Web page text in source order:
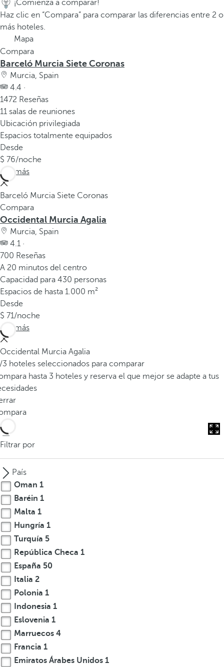
a
p
i
m
e
r
a
o
p
c
i
ó
d
e
l
a
v
e
n
t
a
n
a
e
e
r
g
¡Comienza a comparar!
Haz clic en “Compara” para comparar las diferencias entre 2 o
más hoteles.
Mapa
Compara
Barceló Murcia Siete Coronas
Murcia, Spain
4.4 ·
1472 Reseñas
11 salas de reuniones
Ubicación privilegiada
Espacios totalmente equipados
Desde
76/noche
Ver más
Barceló Murcia Siete Coronas
Compara
Occidental Murcia Agalia
Murcia, Spain
4.1 ·
700 Reseñas
A 20 minutos del centro
Capacidad para 430 personas
Espacios de hasta 1.000 m²
Desde
71/noche
Ver más
Occidental Murcia Agalia
/3 hoteles seleccionados para comparar
hasta 3 hoteles y reserva el que mejor se adapte a tus
Filtrar por
País
Oman 1
Baréin 1
Malta 1
Hungría 1
Turquía 5
República Checa 1
España 50
Italia 2
Polonia 1
Indonesia 1
Eslovenia 1
Marruecos 4
Francia 1
Emiratos Árabes Unidos 1